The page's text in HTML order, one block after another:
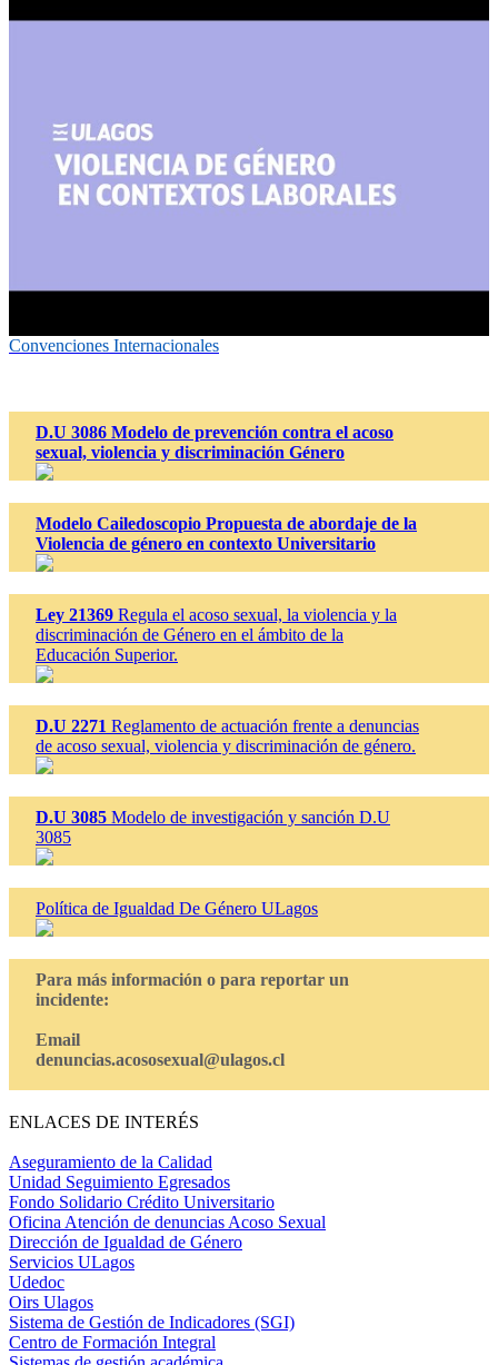
Convenciones Internacionales
D.U 3086 Modelo de prevención contra el acoso
sexual, violencia y discriminación Género
Modelo Cailedoscopio Propuesta de abordaje de la
Violencia de género en contexto Universitario
Ley 21369 Regula el acoso sexual, la violencia y la
discriminación de Género en el ámbito de la
Educación Superior.
D.U 2271 Reglamento de actuación frente a denuncias
de acoso sexual, violencia y discriminación de género.
D.U 3085 Modelo de investigación y sanción D.U
3085
Política de Igualdad De Género ULagos
Para más información o para reportar un
incidente:
Email
denuncias.acososexual@ulagos.cl
ENLACES DE INTERÉS
Aseguramiento de la Calidad
Unidad Seguimiento Egresados
Fondo Solidario Crédito Universitario
Oficina Atención de denuncias Acoso Sexual
Dirección de Igualdad de Género
Servicios ULagos
Udedoc
Oirs Ulagos
Sistema de Gestión de Indicadores (SGI)
Centro de Formación Integral